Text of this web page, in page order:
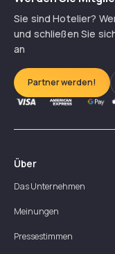
Sie sind Hotelier?
und schließen Sie
an
Partner werden!
Über
Das Unternehmen
Meinungen
Pressestimmen